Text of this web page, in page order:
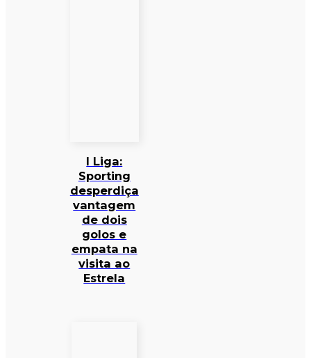
I Liga:
Sporting
desperdiça
vantagem
de dois
golos e
empata na
visita ao
Estrela